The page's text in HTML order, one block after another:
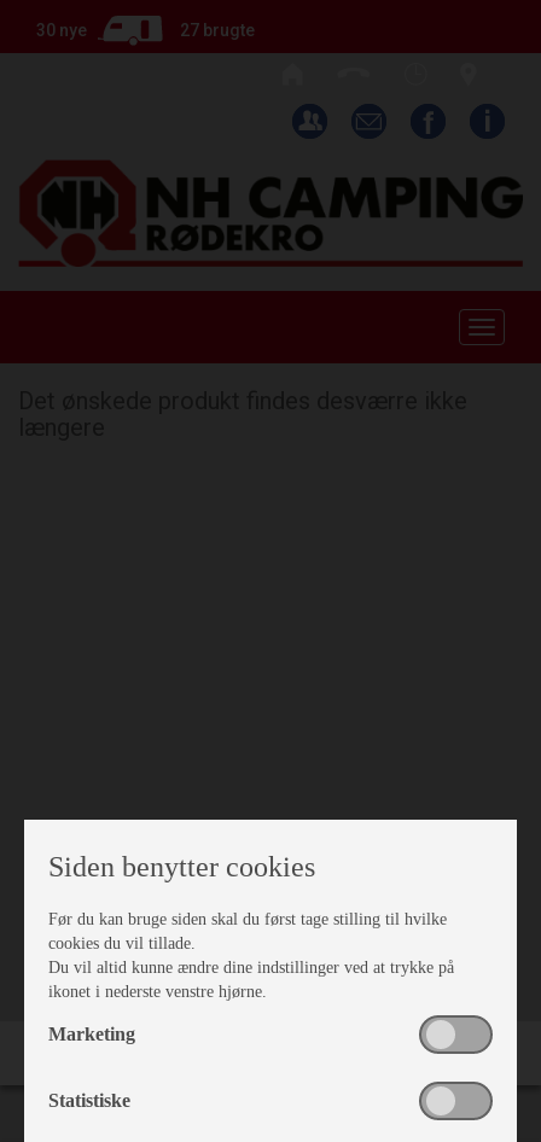
30 nye 27 brugte
Toggle
VÆRKSTED
Siden benytter cookies
Før du kan bruge siden skal du først tage stilling til hvilke
cookies du vil tillade.
Du vil altid kunne ændre dine indstillinger ved at trykke på
ikonet i nederste venstre hjørne.
Marketing
Statistiske